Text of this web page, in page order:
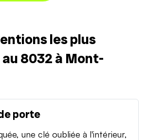
les plus
8032 à Mont-
porte
une clé oubliée à l'intérieur,